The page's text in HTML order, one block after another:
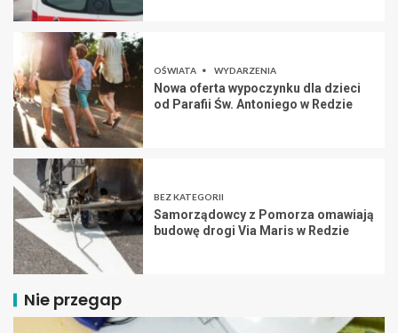
OŚWIATA WYDARZENIA
Nowa oferta wypoczynku dla dzieci
od Parafii Św. Antoniego w Redzie
BEZ KATEGORII
Samorządowcy z Pomorza omawiają
budowę drogi Via Maris w Redzie
Nie przegap